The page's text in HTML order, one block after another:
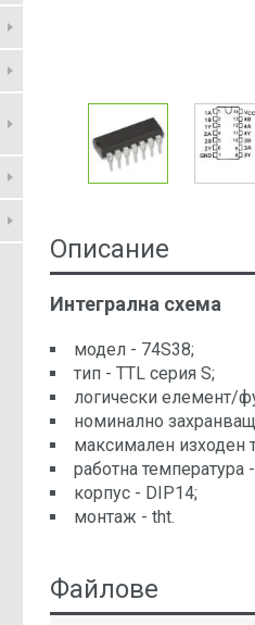
Описание
Интегрална схема
модел - 74S38;
тип - TTL серия S;
логически елемент/
номинално
максимален изходен
работна температура
корпус - DIP14;
монтаж - tht.
Файлове